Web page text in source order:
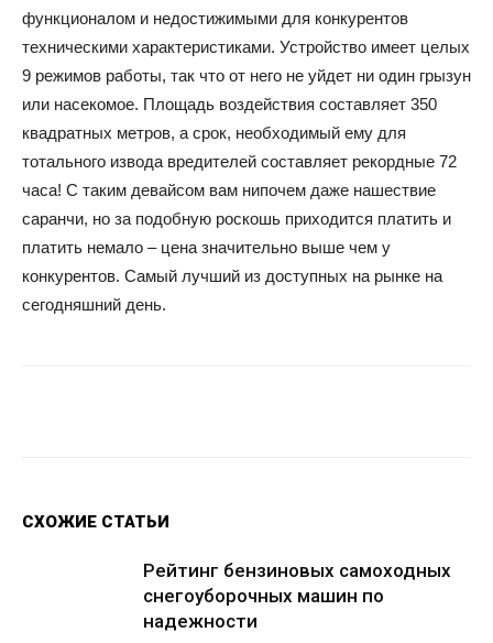
функционалом и недостижимыми для конкурентов
техническими характеристиками. Устройство имеет целых
9 режимов работы, так что от него не уйдет ни один грызун
или насекомое. Площадь воздействия составляет 350
квадратных метров, а срок, необходимый ему для
тотального извода вредителей составляет рекордные 72
часа! С таким девайсом вам нипочем даже нашествие
саранчи, но за подобную роскошь приходится платить и
платить немало – цена значительно выше чем у
конкурентов. Самый лучший из доступных на рынке на
сегодняшний день.
СХОЖИЕ СТАТЬИ
Рейтинг бензиновых самоходных
снегоуборочных машин по
надежности